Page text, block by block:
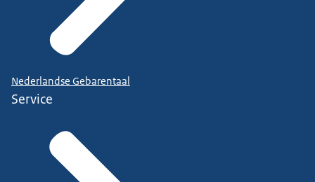
Nederlandse Gebarentaal
Service